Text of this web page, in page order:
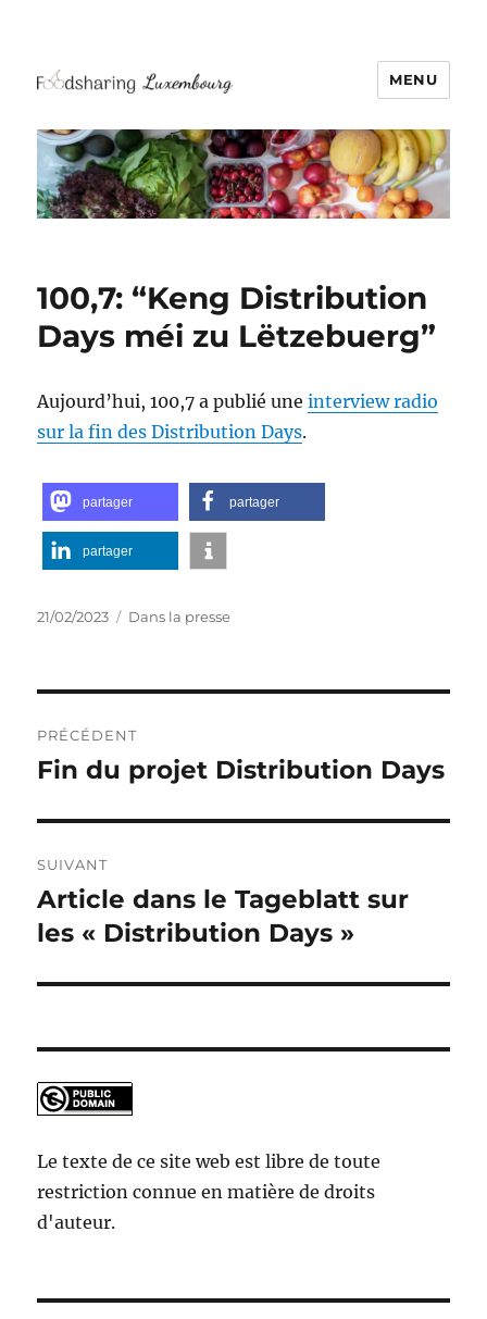
MENU
100,7: “Keng Distribution
Days méi zu Lëtzebuerg”
Aujourd’hui, 100,7 a publié uneinterview radio
sur la fin des Distribution Days.
partager partager
partager
Publié
21/02/2023 Catégories
Dans la presse
navigation
PRÉCÉDENT
Publication
Fin du projet Distribution Days
SUIVANT
Publication
suivante :
Article dans le Tageblatt sur
les « Distribution Days »
Le texte de ce site web est libre de toute
restriction connue en matière de droits
d'auteur.